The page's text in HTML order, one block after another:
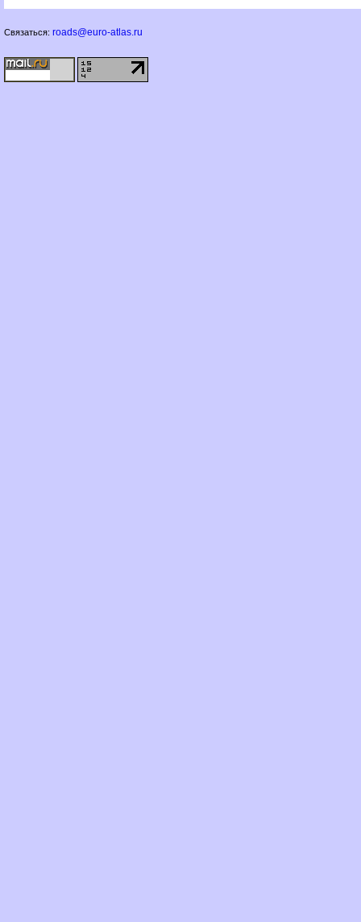
Связаться: roads@euro-atlas.ru